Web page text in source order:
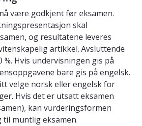
være godkjent før eksamen.
skal
og resultatene leveres
artikkel. Avsluttende
%. Hvis undervisningen gis på
bare gis på engelsk.
velge norsk eller engelsk for
Hvis det er utsatt eksamen
kan vurderingsformen
muntlig eksamen.